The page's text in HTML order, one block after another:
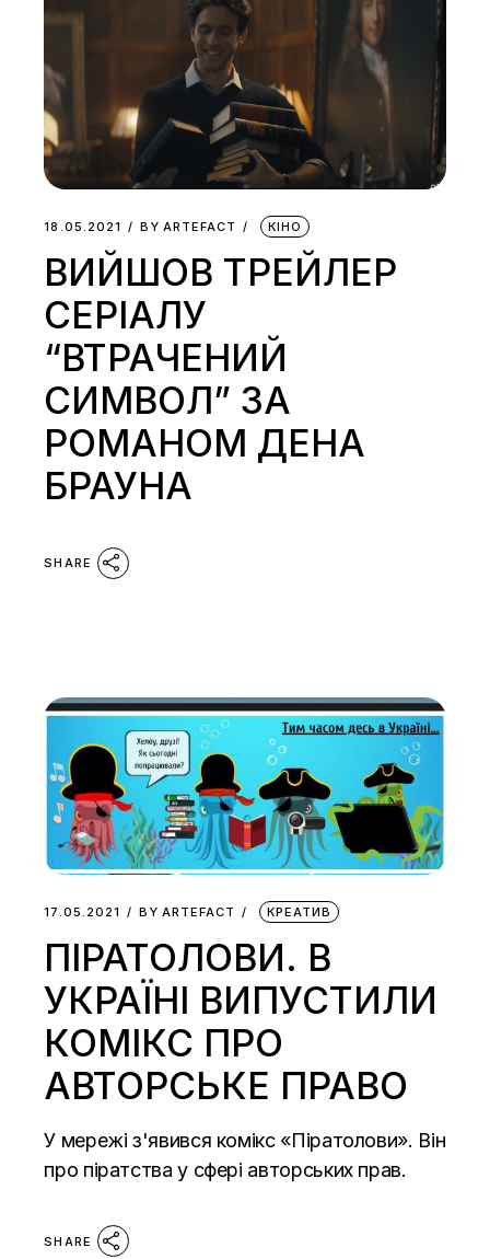
18.05.2021 BY ARTEFACT КІНО
ВИЙШОВ ТРЕЙЛЕР
СЕРІАЛУ
“ВТРАЧЕНИЙ
СИМВОЛ” ЗА
РОМАНОМ ДЕНА
БРАУНА
SHARE
17.05.2021 BY ARTEFACT КРЕАТИВ
ПІРАТОЛОВИ. В
УКРАЇНІ ВИПУСТИЛИ
КОМІКС ПРО
АВТОРСЬКЕ ПРАВО
У мережі з'явився комікс «Піратолови». Він
про піратства у сфері авторських прав.
SHARE